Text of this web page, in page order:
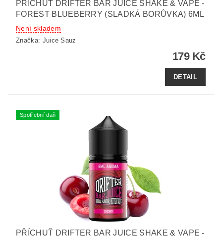
PŘÍCHUŤ DRIFTER BAR JUICE SHAKE & VAPE -
FOREST BLUEBERRY (SLADKÁ BORŮVKA) 6ML
Není skladem
Značka: Juice Sauz
179 Kč
DETAIL
Spotřební daň
PŘÍCHUŤ DRIFTER BAR JUICE SHAKE & VAPE -